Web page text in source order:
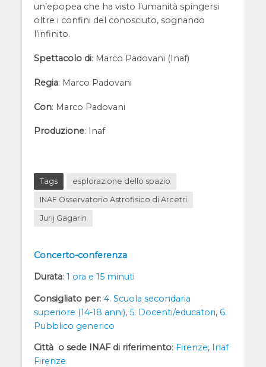
un’epopea che ha visto l’umanità spingersi
oltre i confini del conosciuto, sognando
l’infinito.
Spettacolo di: Marco Padovani (Inaf)
Regia: Marco Padovani
Con: Marco Padovani
Produzione: Inaf
Tags esplorazione dello spazio
INAF Osservatorio Astrofisico di Arcetri
Jurij Gagarin
Concerto-conferenza
Durata: 1 ora e 15 minuti
Consigliato per: 4. Scuola secondaria
superiore (14-18 anni), 5. Docenti/educatori, 6.
Pubblico generico
Città o sede INAF di riferimento: Firenze, Inaf
Firenze